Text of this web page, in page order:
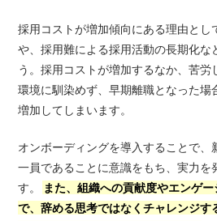
採用コストが増加傾向にある理由とし
や、採用難による採用活動の長期化な
う。採用コストが増加するなか、苦
環境に馴染めず、早期離職となった場
増加してしまいます。
オンボーディングを導入することで、
一員であることに意識をもち、実力を
す。
また、組織への貢献度やエンゲ
で、辞める思考ではなくチャレンジす